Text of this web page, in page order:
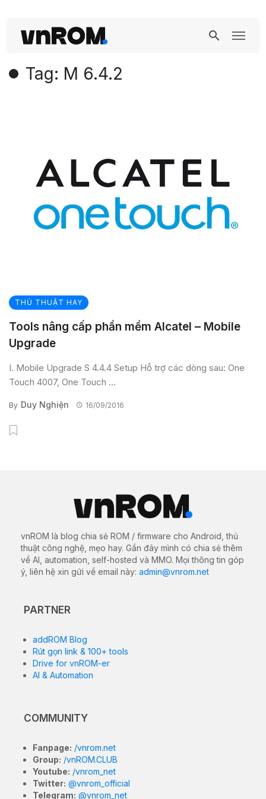
Tag: M 6.4.2
THỦ THUẬT HAY
Tools nâng cấp phần mềm Alcatel – Mobile
Upgrade
I. Mobile Upgrade S 4.4.4 Setup Hỗ trợ các dòng sau: One
Touch 4007, One Touch ...
By Duy Nghiện 16/09/2016
vnROM là blog chia sẻ ROM / firmware cho Android, thủ
thuật công nghệ, mẹo hay. Gần đây mình có chia sẻ thêm
về AI, automation, self-hosted và MMO. Mọi thông tin góp
ý, liên hệ xin gửi về email này: admin@vnrom.net
PARTNER
addROM Blog
Rút gọn link & 100+ tools
Drive for vnROM-er
AI & Automation
COMMUNITY
Fanpage: /vnrom.net
Group: /vnROM.CLUB
Youtube: /vnrom_net
Twitter: @vnrom_official
Telegram: @vnrom_net